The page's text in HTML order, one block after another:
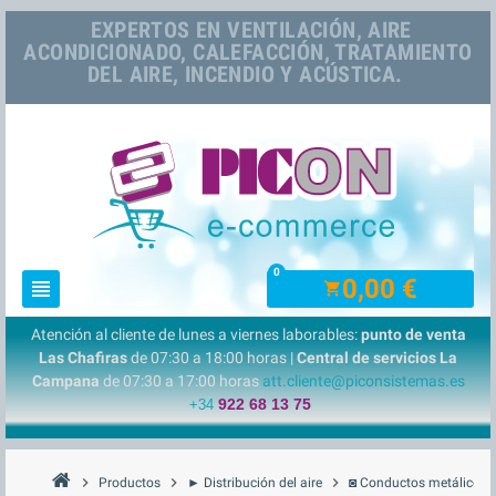
EXPERTOS EN VENTILACIÓN, AIRE
ACONDICIONADO, CALEFACCIÓN, TRATAMIENTO
DEL AIRE, INCENDIO Y ACÚSTICA.
view_headline shopping_cart0,00 €
0
Atención al cliente de lunes a viernes laborables:punto de venta
Las Chafirasde 07:30 a 18:00 horas |Central de servicios La
Campanade 07:30 a 17:00 horasatt.cliente@piconsistemas.es
+34 922 68 13 75
chevron_right Productos chevron_right ► Distribución del aire chevron_right ◙ Conductos metálicos